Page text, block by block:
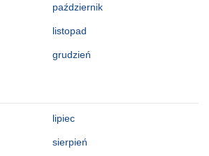
październik
listopad
grudzień
lipiec
sierpień